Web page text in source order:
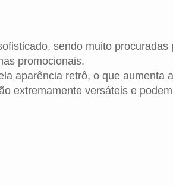
sendo muito
promocionais.
aparência retrô, o que aumenta
extremamente versáteis e